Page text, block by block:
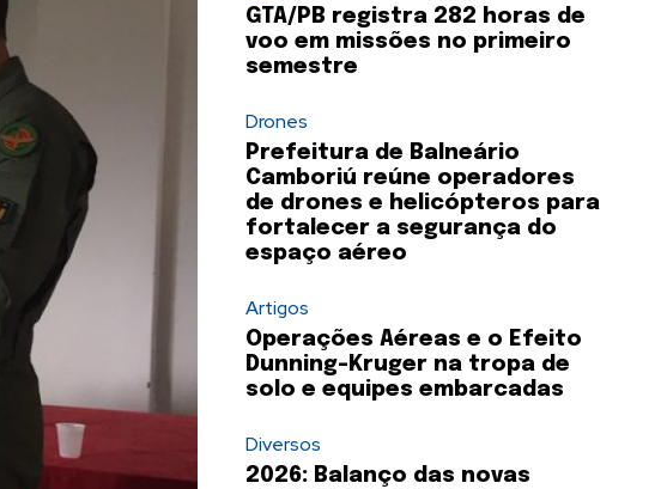
GTA/PB registra 282 horas de
voo em missões no primeiro
semestre
Drones
Prefeitura de Balneário
Camboriú reúne operadores
de drones e helicópteros para
fortalecer a segurança do
espaço aéreo
Artigos
Operações Aéreas e o Efeito
Dunning-Kruger na tropa de
solo e equipes embarcadas
Diversos
2026: Balanço das novas